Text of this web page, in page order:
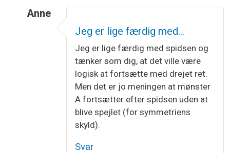
Anne
2 halvdel af nederste bort
Jeg er lige færdig med…
Jeg er lige færdig med spidsen og
tænker som dig, at det ville være
logisk at fortsætte med drejet ret.
Men det er jo meningen at mønster
A fortsætter efter spidsen uden at
blive spejlet (for symmetriens
skyld).
Svar